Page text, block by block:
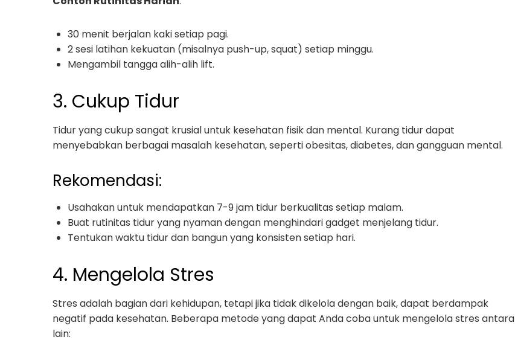
30 menit berjalan kaki setiap pagi.
2 sesi latihan kekuatan (misalnya push-up, squat) setiap minggu.
Mengambil tangga alih-alih lift.
3. Cukup Tidur
Tidur yang cukup sangat krusial untuk kesehatan fisik dan mental. Kurang tidur dapat
menyebabkan berbagai masalah kesehatan, seperti obesitas, diabetes, dan gangguan mental.
Rekomendasi:
Usahakan untuk mendapatkan 7-9 jam tidur berkualitas setiap malam.
Buat rutinitas tidur yang nyaman dengan menghindari gadget menjelang tidur.
Tentukan waktu tidur dan bangun yang konsisten setiap hari.
4. Mengelola Stres
Stres adalah bagian dari kehidupan, tetapi jika tidak dikelola dengan baik, dapat berdampak
negatif pada kesehatan. Beberapa metode yang dapat Anda coba untuk mengelola stres antara
lain: